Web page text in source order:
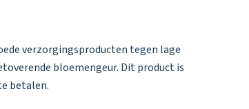
verzorgingsproducten tegen lage
bloemengeur. Dit product is
betalen.